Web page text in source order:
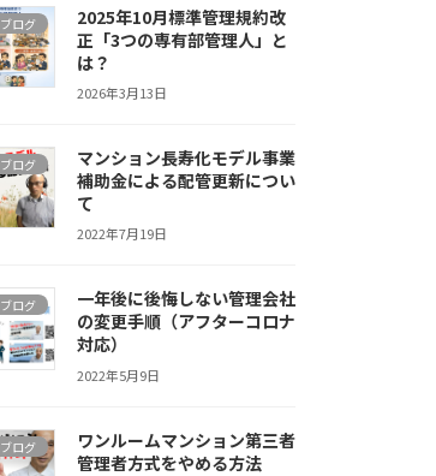
ブログ
2025年10月標準管理規約改
正「3つの専有部管理人」と
は？
2026年3月13日
ブログ
マンション長寿化モデル事業
補助金による配管更新につい
て
2022年7月19日
ブログ
一年後に後悔しない管理会社
の変更手順（アフターコロナ
対応）
2022年5月9日
ブログ
ワンルームマンション第三者
管理者方式をやめる方法